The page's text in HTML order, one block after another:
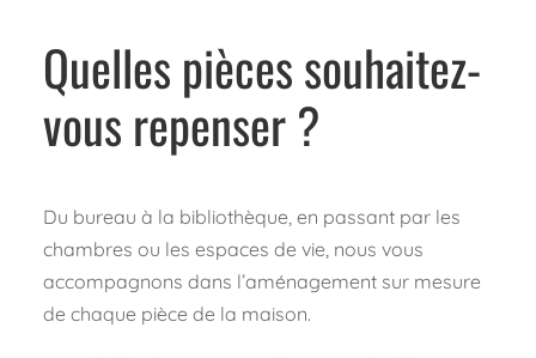
Quelles pièces souhaitez-
vous repenser ?
Du bureau à la bibliothèque, en passant par les
chambres ou les espaces de vie, nous vous
accompagnons dans l’aménagement sur mesure
de chaque pièce de la maison.